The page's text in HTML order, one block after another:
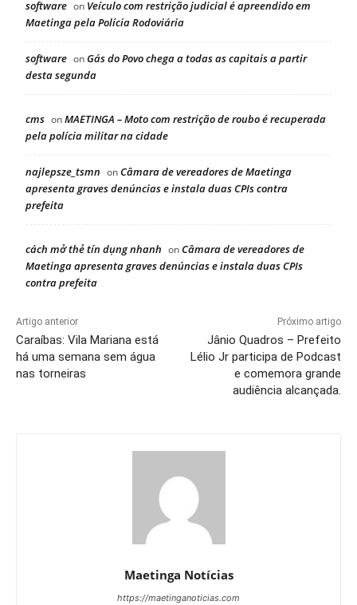
software on Veículo com restrição judicial é apreendido em
Maetinga pela Polícia Rodoviária
software onGás do Povo chega a todas as capitais a partir
desta segunda
cms onMAETINGA – Moto com restrição de roubo é recuperada
pela polícia militar na cidade
najlepsze_tsmn onCâmara de vereadores de Maetinga
apresenta graves denúncias e instala duas CPIs contra
prefeita
cách mở thẻ tín dụng nhanh onCâmara de vereadores de
Maetinga apresenta graves denúncias e instala duas CPIs
contra prefeita
Artigo anterior
Caraíbas: Vila Mariana está
há uma semana sem água
nas torneiras
Próximo artigo
Jânio Quadros – Prefeito
Lélio Jr participa de Podcast
e comemora grande
audiência alcançada.
Maetinga Notícias
https://maetinganoticias.com